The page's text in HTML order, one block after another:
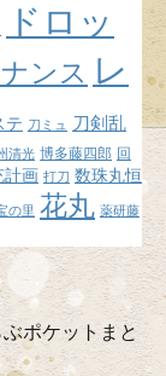
ドロッ
ンス レ
テ 刀ミュ
刀剣乱
清光 博多藤四郎 回
計画 打刀 数珠丸恒
の里 花丸 薬研藤
ポケットまと